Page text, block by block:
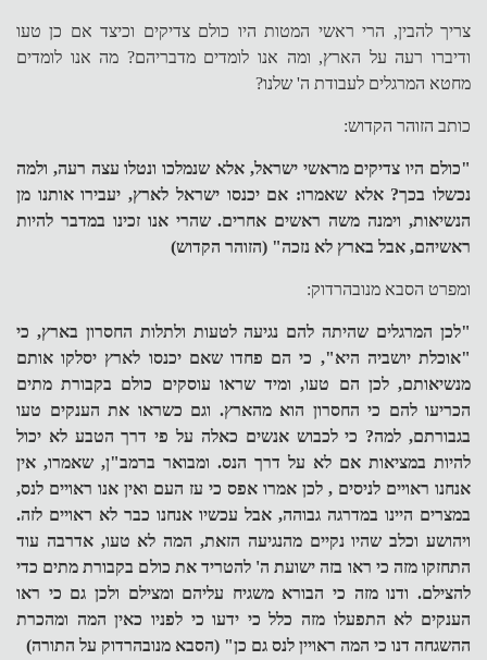
צריך להבין, הרי ראשי המטות היו כולם צדיקים וכיצד אם כן טעו
ודיברו רעה על הארץ, ומה אנו לומדים מדבריהם? מה אנו לומדים
מחטא המרגלים לעבודת ה' שלנו?
כותב הזוהר הקדוש:
"כולם היו צדיקים מראשי ישראל, אלא שנמלכו ונטלו עצה רעה, ולמה
נכשלו בכך? אלא שאמרו: אם יכנסו ישראל לארץ, יעבירו אותנו מן
הנשיאות, וימנה משה ראשים אחרים. שהרי אנו זכינו במדבר להיות
ראשיהם, אבל בארץ לא נזכה" (הזוהר הקדוש)
ומפרט הסבא מנובהרדוק:
"לכן המרגלים שהיתה להם נגיעה לטעות ולתלות החסרון בארץ, כי
"אוכלת יושביה היא", כי הם פחדו שאם יכנסו לארץ יסלקו אותם
מנשיאותם, לכן הם טעו, ומיד שראו עוסקים כולם בקבורת מתים
הכריעו להם כי החסרון הוא מהארץ. וגם כשראו את הענקים טעו
בגבורתם, למה? כי לכבוש אנשים כאלה על פי דרך הטבע לא יכול
להיות במציאות אם לא על דרך הנס. ומבואר ברמב"ן, שאמרו, אין
אנחנו ראויים לניסים , לכן אמרו אפס כי עז העם ואין אנו ראויים לנס,
במצרים היינו במדרגה גבוהה, אבל עכשיו אנחנו כבר לא ראויים לזה.
ויהושע וכלב שהיו נקיים מהנגיעה הזאת, המה לא טעו, אדרבה עוד
התחזקו מזה כי ראו בזה ישועת ה' להטריד את כולם בקבורת מתים כדי
להצילם. ודנו מזה כי הבורא משגיח עליהם ומצילם ולכן גם כי ראו
הענקים לא התפעלו מזה כלל כי ידעו כי לפניו כאין המה ומהכרת
ההשגחה דנו כי המה ראויין לנס גם כן" (הסבא מנובהרדוק על התורה)